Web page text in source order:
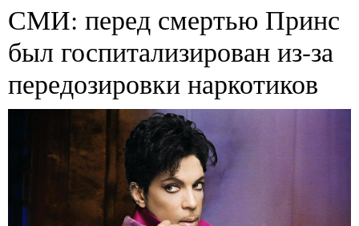
СМИ: перед смертью Принс
был госпитализирован из-за
передозировки наркотиков